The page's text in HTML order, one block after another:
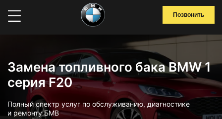
Позвонить
Замена топливного бака BMW 1
серия F20
Полный спектр услуг по обслуживанию, диагностике
и ремонту БМВ